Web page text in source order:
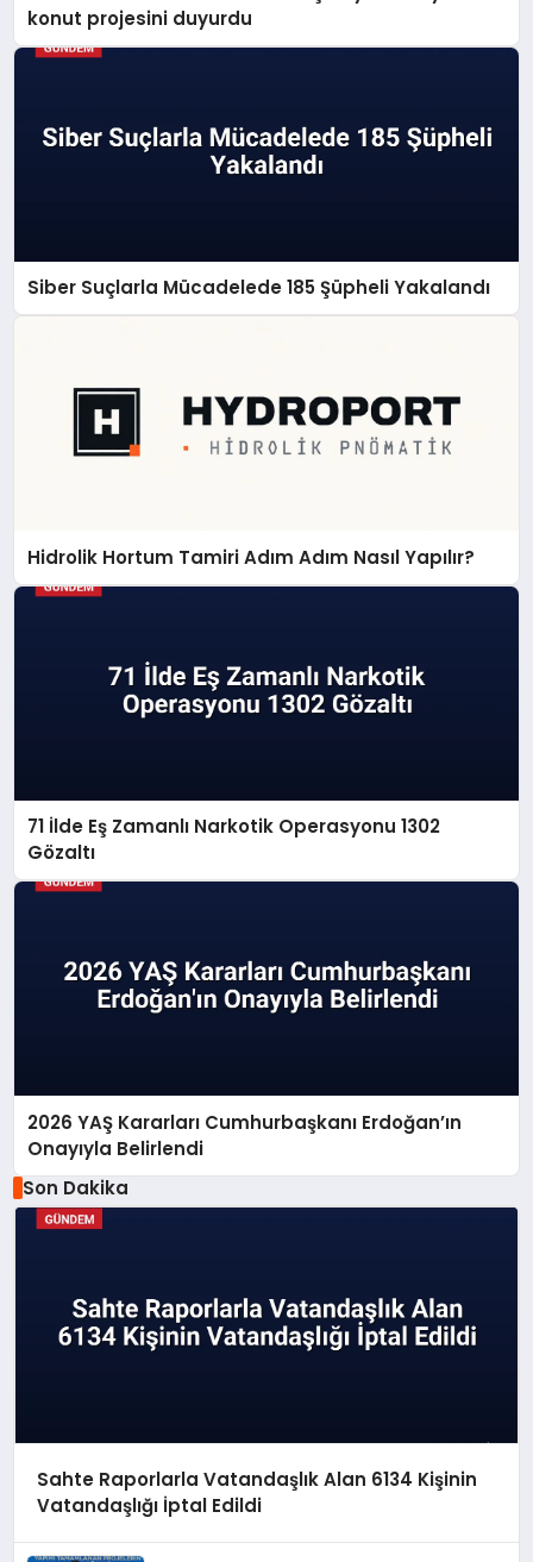
konut projesini duyurdu
Siber Suçlarla Mücadelede 185 Şüpheli Yakalandı
Hidrolik Hortum Tamiri Adım Adım Nasıl Yapılır?
71 İlde Eş Zamanlı Narkotik Operasyonu 1302
Gözaltı
2026 YAŞ Kararları Cumhurbaşkanı Erdoğan’ın
Onayıyla Belirlendi
Son Dakika
Sahte Raporlarla Vatandaşlık Alan 6134 Kişinin
Vatandaşlığı İptal Edildi